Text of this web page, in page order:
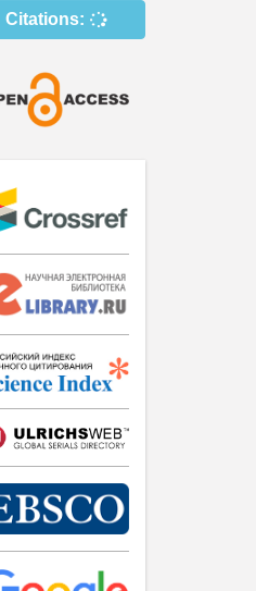
Citations: